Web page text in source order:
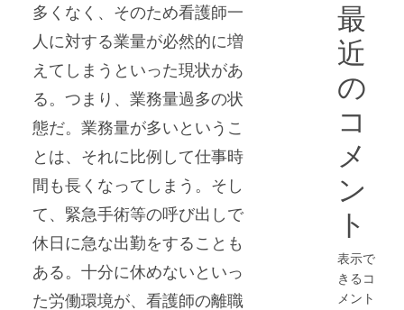
多くなく、そのため看護師一
人に対する業量が必然的に増
えてしまうといった現状があ
る。つまり、業務量過多の状
態だ。業務量が多いというこ
とは、それに比例して仕事時
間も長くなってしまう。そし
て、緊急手術等の呼び出しで
休日に急な出勤をすることも
ある。十分に休めないといっ
た労働環境が、看護師の離職
最
近
の
コ
メ
ン
ト
表示で
きるコ
メント